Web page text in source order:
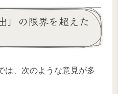
」の限界を超えた
は、次のような意見が多